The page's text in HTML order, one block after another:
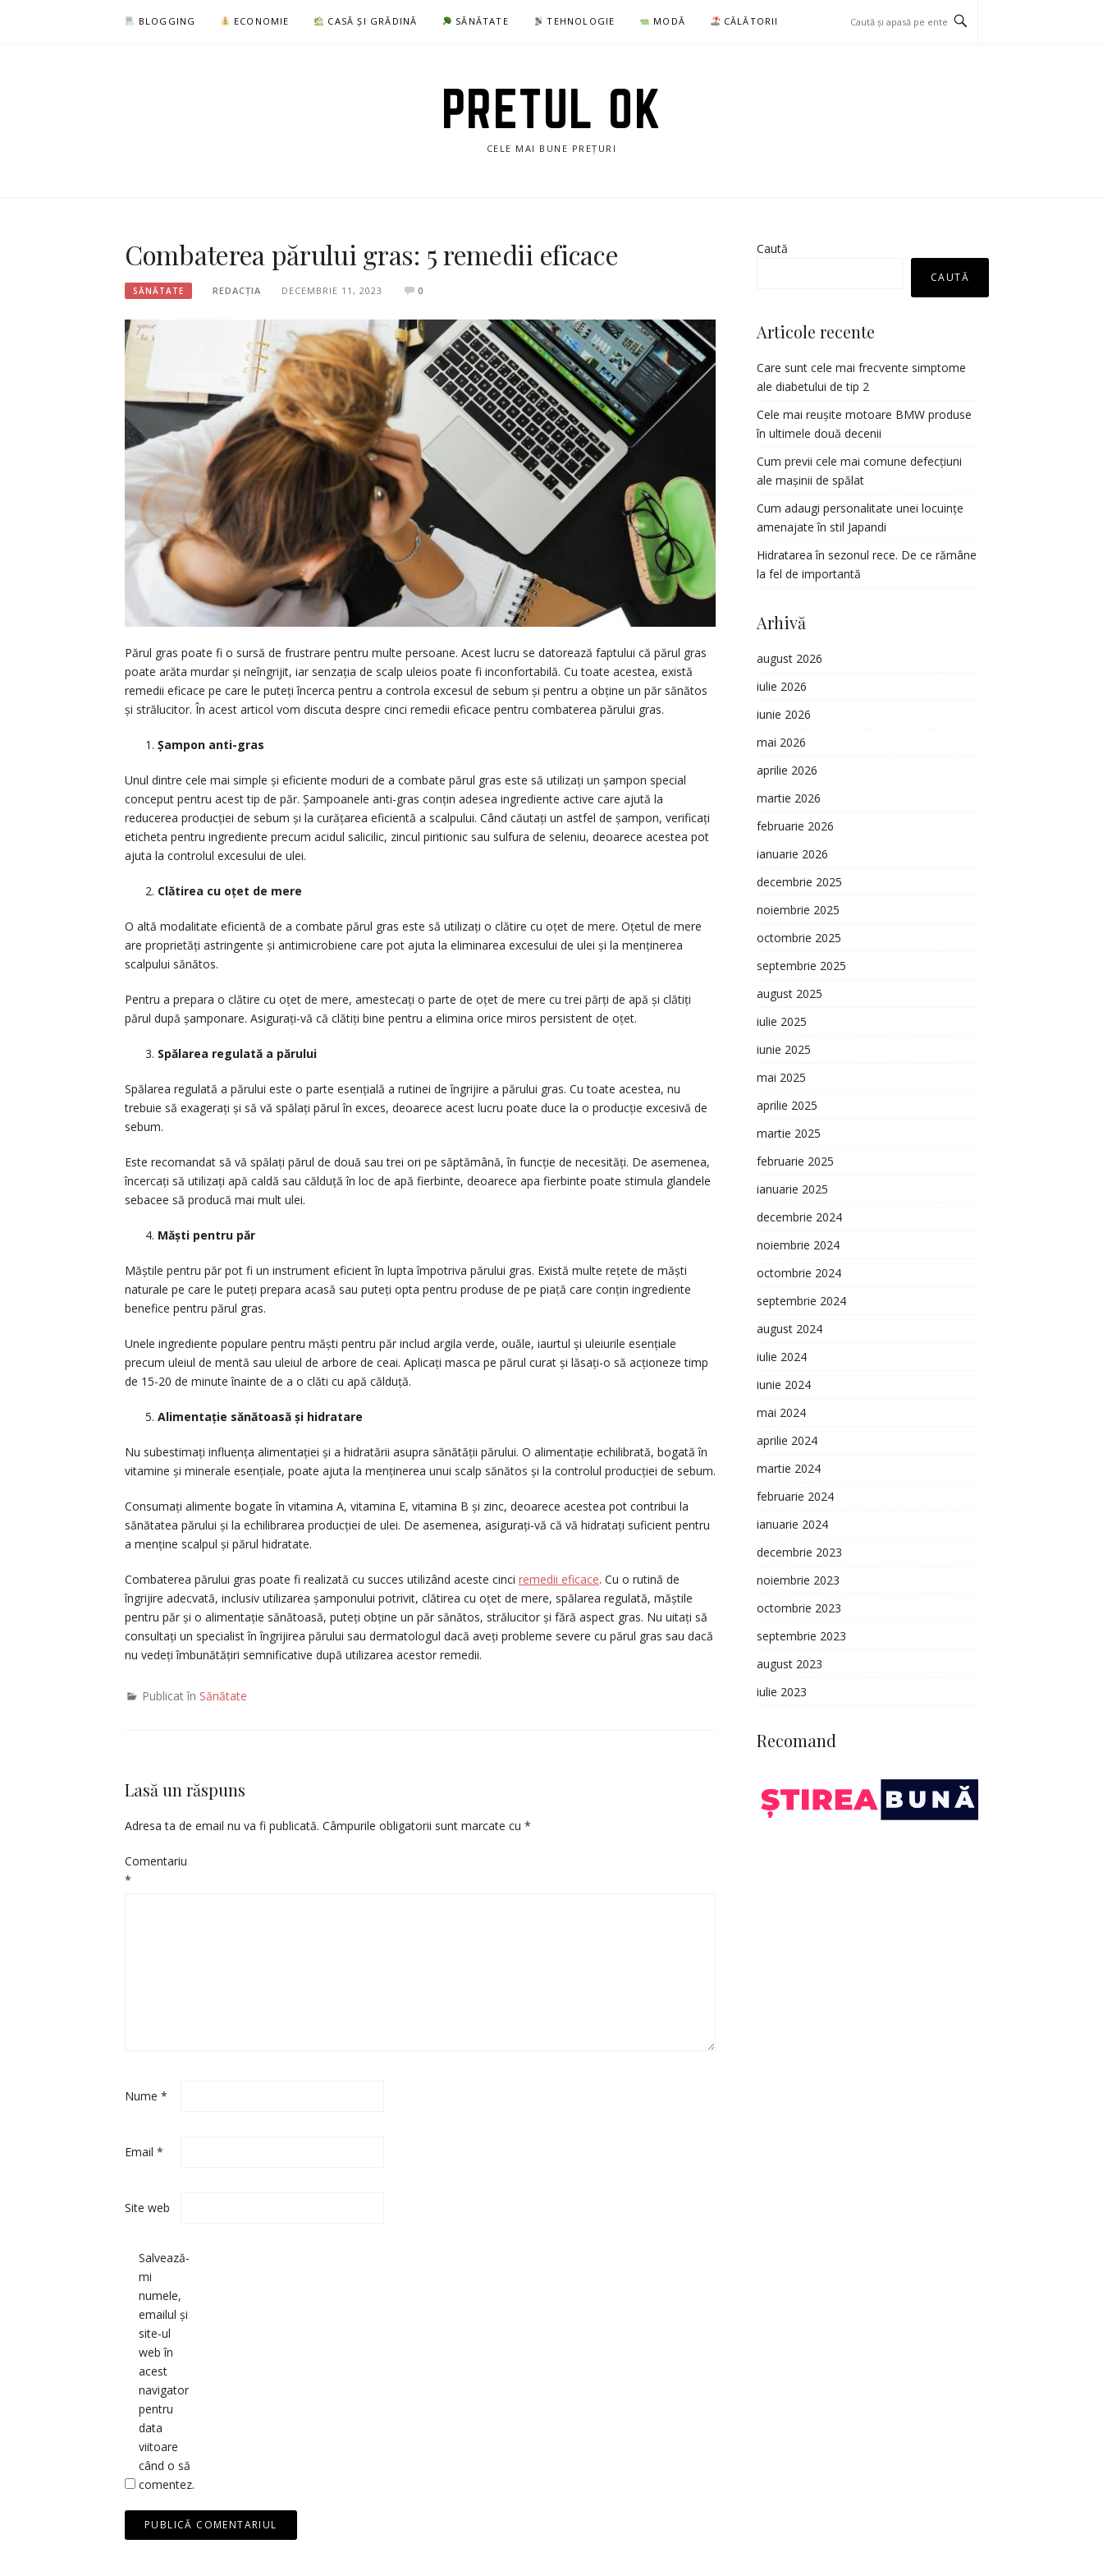
BLOGGING ECONOMIE CASĂ ȘI GRĂDINĂ SĂNĂTATE TEHNOLOGIE MODĂ CĂLĂTORII
PRETUL OK
CELE MAI BUNE PREȚURI
Combaterea părului gras: 5 remedii eficace
SĂNĂTATE REDACȚIA DECEMBRIE 11, 2023 0
Părul gras poate fi o sursă de frustrare pentru multe persoane. Acest lucru se datorează faptului că părul gras
poate arăta murdar și neîngrijit, iar senzația de scalp uleios poate fi inconfortabilă. Cu toate acestea, există
remedii eficace pe care le puteți încerca pentru a controla excesul de sebum și pentru a obține un păr sănătos
și strălucitor. În acest articol vom discuta despre cinci remedii eficace pentru combaterea părului gras.
Șampon anti-gras
Unul dintre cele mai simple și eficiente moduri de a combate părul gras este să utilizați un șampon special
conceput pentru acest tip de păr. Șampoanele anti-gras conțin adesea ingrediente active care ajută la
reducerea producției de sebum și la curățarea eficientă a scalpului. Când căutați un astfel de șampon, verificați
eticheta pentru ingrediente precum acidul salicilic, zincul piritionic sau sulfura de seleniu, deoarece acestea pot
ajuta la controlul excesului de ulei.
Clătirea cu oțet de mere
O altă modalitate eficientă de a combate părul gras este să utilizați o clătire cu oțet de mere. Oțetul de mere
are proprietăți astringente și antimicrobiene care pot ajuta la eliminarea excesului de ulei și la menținerea
scalpului sănătos.
Pentru a prepara o clătire cu oțet de mere, amestecați o parte de oțet de mere cu trei părți de apă și clătiți
părul după șamponare. Asigurați-vă că clătiți bine pentru a elimina orice miros persistent de oțet.
Spălarea regulată a părului
Spălarea regulată a părului este o parte esențială a rutinei de îngrijire a părului gras. Cu toate acestea, nu
trebuie să exagerați și să vă spălați părul în exces, deoarece acest lucru poate duce la o producție excesivă de
sebum.
Este recomandat să vă spălați părul de două sau trei ori pe săptămână, în funcție de necesități. De asemenea,
încercați să utilizați apă caldă sau călduță în loc de apă fierbinte, deoarece apa fierbinte poate stimula glandele
sebacee să producă mai mult ulei.
Măști pentru păr
Măștile pentru păr pot fi un instrument eficient în lupta împotriva părului gras. Există multe rețete de măști
naturale pe care le puteți prepara acasă sau puteți opta pentru produse de pe piață care conțin ingrediente
benefice pentru părul gras.
Unele ingrediente populare pentru măști pentru păr includ argila verde, ouăle, iaurtul și uleiurile esențiale
precum uleiul de mentă sau uleiul de arbore de ceai. Aplicați masca pe părul curat și lăsați-o să acționeze timp
de 15-20 de minute înainte de a o clăti cu apă călduță.
Alimentație sănătoasă și hidratare
Nu subestimați influența alimentației și a hidratării asupra sănătății părului. O alimentație echilibrată, bogată în
vitamine și minerale esențiale, poate ajuta la menținerea unui scalp sănătos și la controlul producției de sebum.
Consumați alimente bogate în vitamina A, vitamina E, vitamina B și zinc, deoarece acestea pot contribui la
sănătatea părului și la echilibrarea producției de ulei. De asemenea, asigurați-vă că vă hidratați suficient pentru
a menține scalpul și părul hidratate.
Combaterea părului gras poate fi realizată cu succes utilizând aceste cinci remedii eficace. Cu o rutină de
îngrijire adecvată, inclusiv utilizarea șamponului potrivit, clătirea cu oțet de mere, spălarea regulată, măștile
pentru păr și o alimentație sănătoasă, puteți obține un păr sănătos, strălucitor și fără aspect gras. Nu uitați să
consultați un specialist în îngrijirea părului sau dermatologul dacă aveți probleme severe cu părul gras sau dacă
nu vedeți îmbunătățiri semnificative după utilizarea acestor remedii.
Publicat în Sănătate
Lasă un răspuns
Adresa ta de email nu va fi publicată. Câmpurile obligatorii sunt marcate cu *
Comentariu
*
Nume *
Email *
Site web
Salvează-
mi
numele,
emailul și
site-ul
web în
acest
navigator
pentru
data
viitoare
când o să
comentez.
Caută
CAUTĂ
Articole recente
Care sunt cele mai frecvente simptome
ale diabetului de tip 2
Cele mai reușite motoare BMW produse
în ultimele două decenii
Cum previi cele mai comune defecțiuni
ale mașinii de spălat
Cum adaugi personalitate unei locuințe
amenajate în stil Japandi
Hidratarea în sezonul rece. De ce rămâne
la fel de importantă
Arhivă
august 2026
iulie 2026
iunie 2026
mai 2026
aprilie 2026
martie 2026
februarie 2026
ianuarie 2026
decembrie 2025
noiembrie 2025
octombrie 2025
septembrie 2025
august 2025
iulie 2025
iunie 2025
mai 2025
aprilie 2025
martie 2025
februarie 2025
ianuarie 2025
decembrie 2024
noiembrie 2024
octombrie 2024
septembrie 2024
august 2024
iulie 2024
iunie 2024
mai 2024
aprilie 2024
martie 2024
februarie 2024
ianuarie 2024
decembrie 2023
noiembrie 2023
octombrie 2023
septembrie 2023
august 2023
iulie 2023
Recomand